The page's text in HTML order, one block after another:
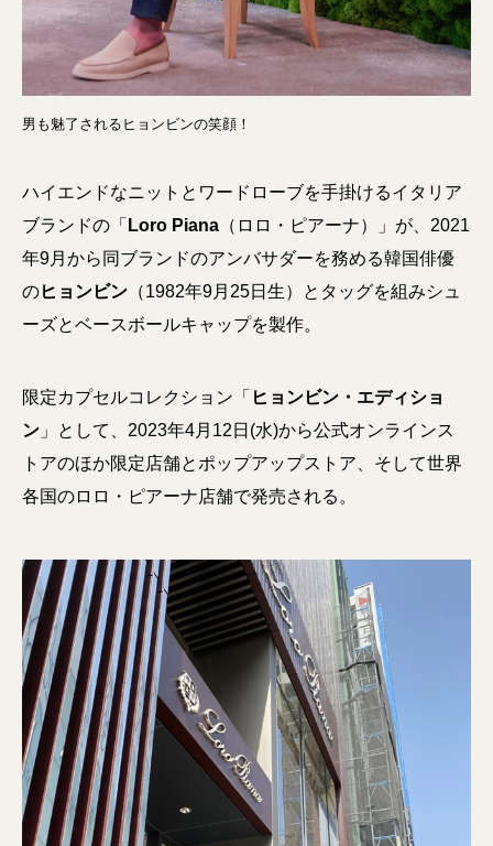
男も魅了されるヒョンビンの笑顔！
ハイエンドなニットとワードローブを手掛けるイタリア
ブランドの「 Loro Piana （ロロ・ピアーナ）」が、2021
年9月から同ブランドのアンバサダーを務める韓国俳優
のヒョンビン （1982年9月25日生）とタッグを組みシュ
ーズとベースボールキャップを製作。
限定カプセルコレクション「 ヒョンビン・エディショ
ン 」として、2023年4月12日(水)から公式オンラインス
トアのほか限定店舗とポップアップストア、そして世界
各国のロロ・ピアーナ店舗で発売される。